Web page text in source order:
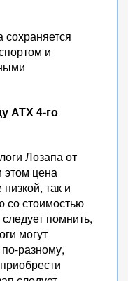
сохраняется
и
АТХ 4-го
Лозапа от
этом цена
так и
со стоимостью
помнить,
могут
разному,